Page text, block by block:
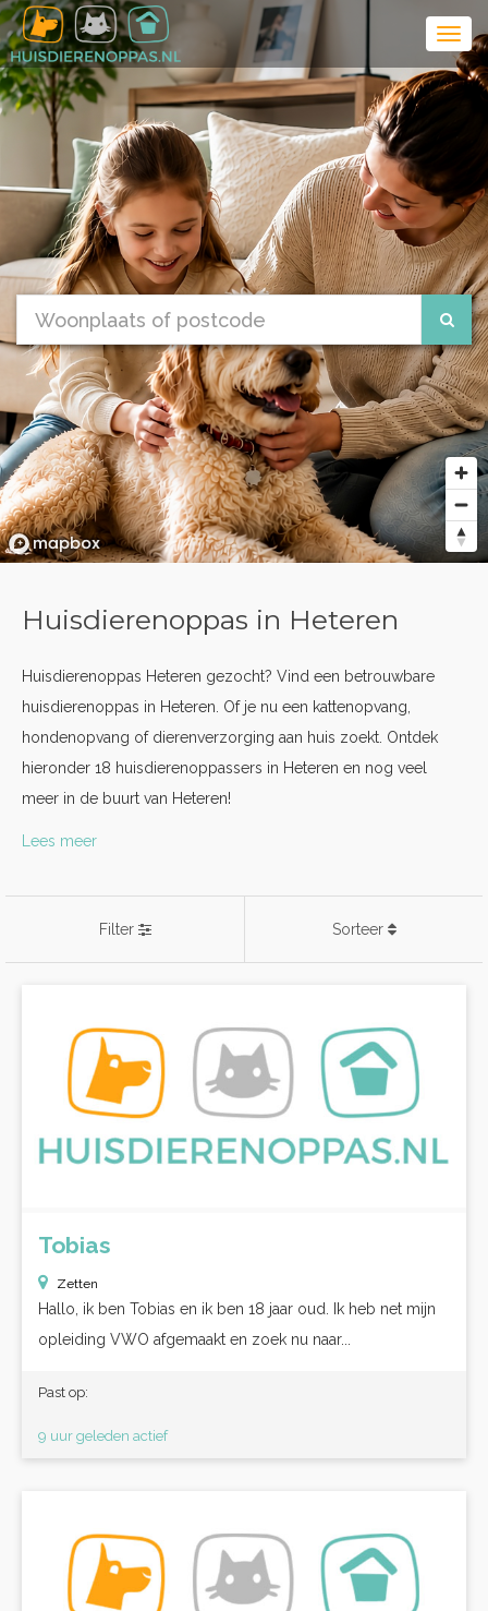
Huisdierenoppas in Heteren
Huisdierenoppas Heteren gezocht? Vind een betrouwbare
huisdierenoppas in Heteren. Of je nu een kattenopvang,
hondenopvang of dierenverzorging aan huis zoekt. Ontdek
hieronder 18 huisdierenoppassers in Heteren en nog veel
meer in de buurt van Heteren!
Lees meer
Filter Sorteer
Tobias
Zetten
Hallo, ik ben Tobias en ik ben 18 jaar oud. Ik heb net mijn
opleiding VWO afgemaakt en zoek nu naar...
Past op:
9 uur geleden actief